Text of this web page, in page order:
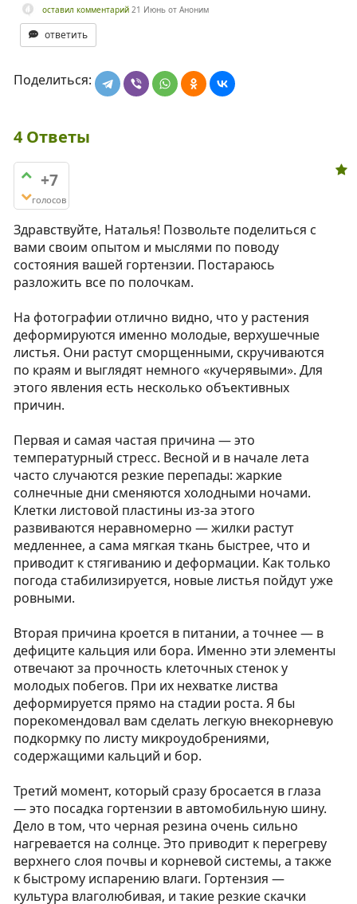
оставил комментарий 21 Июнь от Аноним
ответить
Поделиться:
4Ответы
+7
голосов
Здравствуйте, Наталья! Позвольте поделиться с
вами своим опытом и мыслями по поводу
состояния вашей гортензии. Постараюсь
разложить все по полочкам.
На фотографии отлично видно, что у растения
деформируются именно молодые, верхушечные
листья. Они растут сморщенными, скручиваются
по краям и выглядят немного «кучерявыми». Для
этого явления есть несколько объективных
причин.
Первая и самая частая причина — это
температурный стресс. Весной и в начале лета
часто случаются резкие перепады: жаркие
солнечные дни сменяются холодными ночами.
Клетки листовой пластины из-за этого
развиваются неравномерно — жилки растут
медленнее, а сама мягкая ткань быстрее, что и
приводит к стягиванию и деформации. Как только
погода стабилизируется, новые листья пойдут уже
ровными.
Вторая причина кроется в питании, а точнее — в
дефиците кальция или бора. Именно эти элементы
отвечают за прочность клеточных стенок у
молодых побегов. При их нехватке листва
деформируется прямо на стадии роста. Я бы
порекомендовал вам сделать легкую внекорневую
подкормку по листу микроудобрениями,
содержащими кальций и бор.
Третий момент, который сразу бросается в глаза
— это посадка гортензии в автомобильную шину.
Дело в том, что черная резина очень сильно
нагревается на солнце. Это приводит к перегреву
верхнего слоя почвы и корневой системы, а также
к быстрому испарению влаги. Гортензия —
культура влаголюбивая, и такие резкие скачки